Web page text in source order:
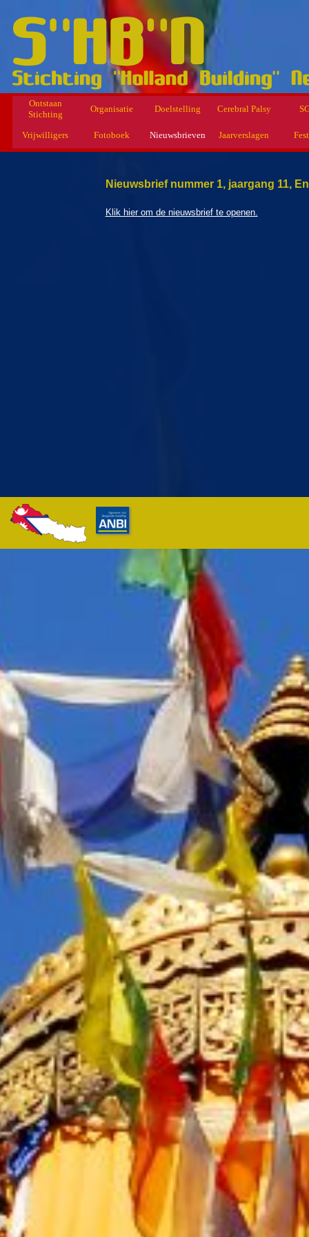
Ontstaan
Stichting
Organisatie Doelstelling Cerebral Palsy
Vrijwilligers Fotoboek Nieuwsbrieven Jaarverslagen
Nieuwsbrief nummer 1, jaargang 11,
Klik hier om de nieuwsbrief te openen.